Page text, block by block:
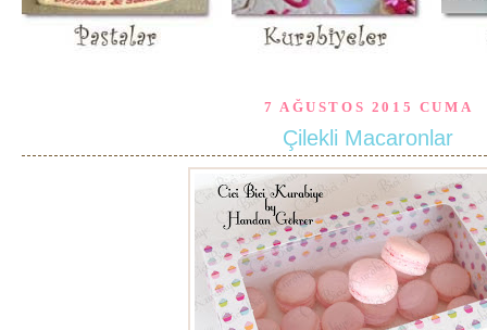
7 AĞUSTOS 2015 CUMA
Çilekli Macaronlar